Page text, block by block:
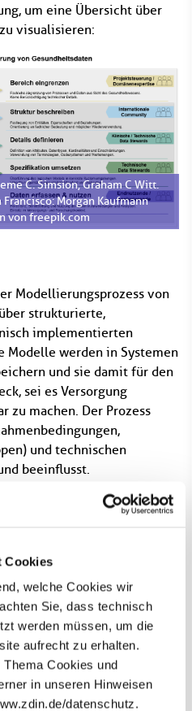
Cookies
welche Cookies wir
Sie, dass technisch
werden müssen, um die
aufrecht zu erhalten.
Cookies und
in unseren Hinweisen
datenschutz.
um eine Übersicht über
visualisieren:
C. Simsion, Graham C Witt.
Morgan Kaufmann
von freepik.com
Modellierungsprozess von
strukturierte,
implementierten
Modelle werden in Systemen
und sie damit für den
sei es Versorgung
zu machen. Der Prozess
und technischen
beeinflusst.
hin bis zu
ihre intern
um Interoperabilität und
zu ermöglichen. Genau
der Modellierung von
Sie gibt
muss, damit dieser